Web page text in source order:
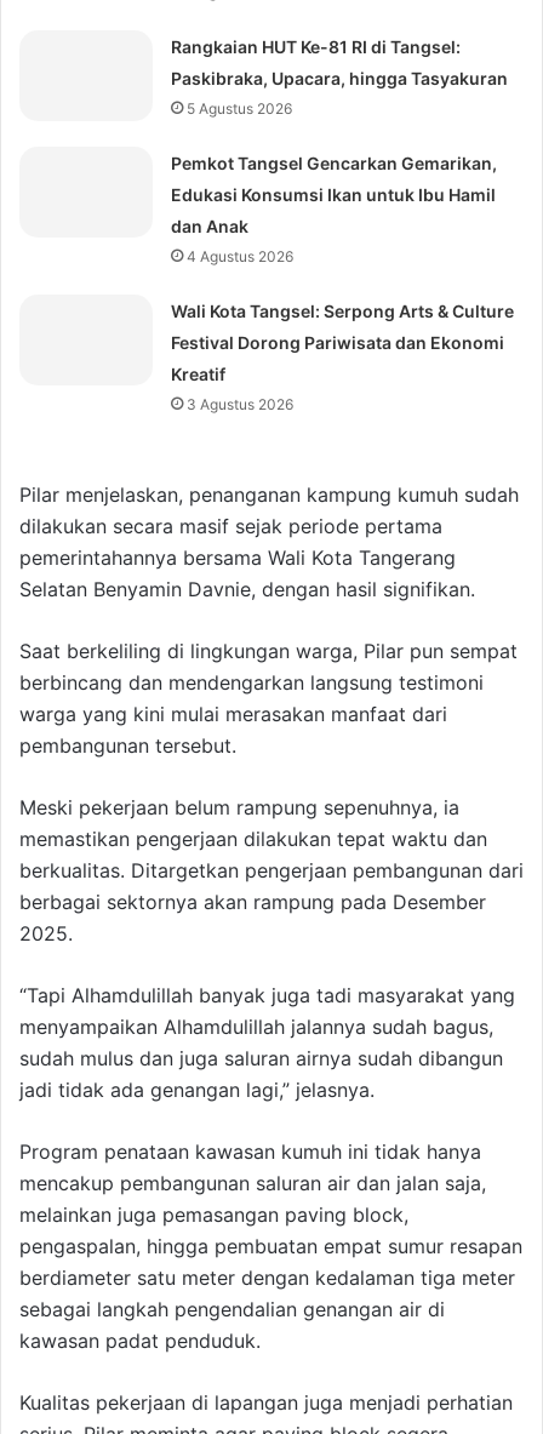
Rangkaian HUT Ke-81 RI di Tangsel:
Paskibraka, Upacara, hingga Tasyakuran
5 Agustus 2026
Pemkot Tangsel Gencarkan Gemarikan,
Edukasi Konsumsi Ikan untuk Ibu Hamil
dan Anak
4 Agustus 2026
Wali Kota Tangsel: Serpong Arts & Culture
Festival Dorong Pariwisata dan Ekonomi
Kreatif
3 Agustus 2026
Pilar menjelaskan, penanganan kampung kumuh sudah
dilakukan secara masif sejak periode pertama
pemerintahannya bersama Wali Kota Tangerang
Selatan Benyamin Davnie, dengan hasil signifikan.
Saat berkeliling di lingkungan warga, Pilar pun sempat
berbincang dan mendengarkan langsung testimoni
warga yang kini mulai merasakan manfaat dari
pembangunan tersebut.
Meski pekerjaan belum rampung sepenuhnya, ia
memastikan pengerjaan dilakukan tepat waktu dan
berkualitas. Ditargetkan pengerjaan pembangunan dari
berbagai sektornya akan rampung pada Desember
2025.
“Tapi Alhamdulillah banyak juga tadi masyarakat yang
menyampaikan Alhamdulillah jalannya sudah bagus,
sudah mulus dan juga saluran airnya sudah dibangun
jadi tidak ada genangan lagi,” jelasnya.
Program penataan kawasan kumuh ini tidak hanya
mencakup pembangunan saluran air dan jalan saja,
melainkan juga pemasangan paving block,
pengaspalan, hingga pembuatan empat sumur resapan
berdiameter satu meter dengan kedalaman tiga meter
sebagai langkah pengendalian genangan air di
kawasan padat penduduk.
Kualitas pekerjaan di lapangan juga menjadi perhatian